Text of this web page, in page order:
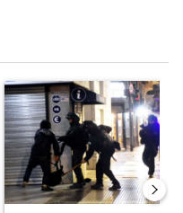
"Encuesta, mientras el
Un artículo de tendencia con